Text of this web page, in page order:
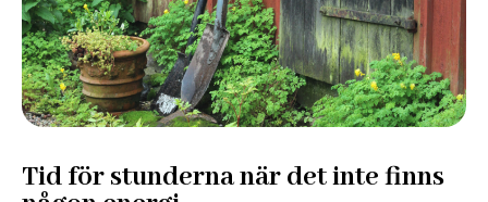
Tid för stunderna när det inte finns